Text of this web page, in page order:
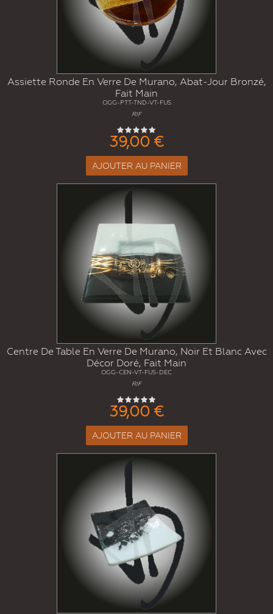
Assiette Ronde En Verre De Murano, Abat-Jour Bronzé,
Fait Main
OGG-PTT-TND-VT-FUS
RIF
39,00 €
AJOUTER AU PANIER
Centre De Table En Verre De Murano, Noir Et Blanc Avec
Décor Doré, Fait Main
OGG-CEN-VT-FUS-DEC
RIF
39,00 €
AJOUTER AU PANIER